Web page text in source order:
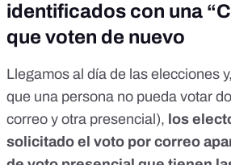
identificados con una
que voten de nuevo
Llegamos al día de las elecciones
que una persona no pueda votar
correo y otra presencial), los
solicitado el voto por correo